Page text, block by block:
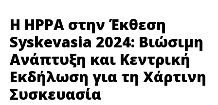
Η HPPA στην Έκθεση
Syskevasia 2024: Βιώσιμη
Ανάπτυξη και Κεντρική
Εκδήλωση για τη Χάρτινη
Συσκευασία